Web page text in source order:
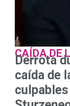
CAÍDA DE
Derrota
caída de